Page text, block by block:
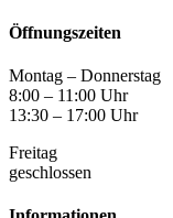
Öffnungszeiten
Montag – Donnerstag
8:00 – 11:00 Uhr
13:30 – 17:00 Uhr
Freitag
geschlossen